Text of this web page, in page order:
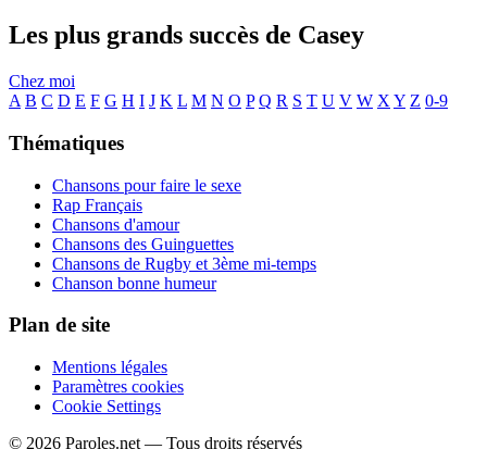
Les plus grands succès de Casey
Chez moi
A B C D E F G H I J K L M N O P Q R S T U V W X Y Z 0-9
Thématiques
Chansons pour faire le sexe
Rap Français
Chansons d'amour
Chansons des Guinguettes
Chansons de Rugby et 3ème mi-temps
Chanson bonne humeur
Plan de site
Mentions légales
Paramètres cookies
Cookie Settings
© 2026 Paroles.net — Tous droits réservés